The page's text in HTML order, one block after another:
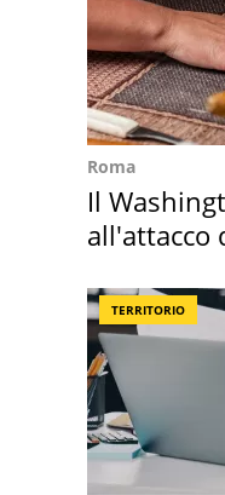
Roma
Il
all'attacco
TERRITORIO